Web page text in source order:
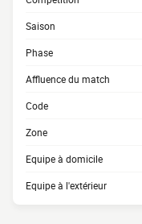
Saison
Phase
Affluence du match
Code
Zone
Equipe à domicile
Equipe à l'extérieur